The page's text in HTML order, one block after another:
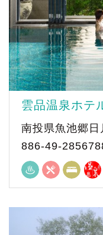
雲品温泉ホテ
南投県魚池郷
886-49-